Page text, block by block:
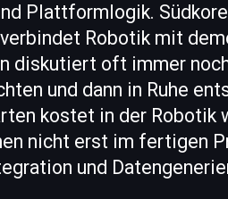
Plattformlogik.
Robotik mit
diskutiert oft immer
und dann in Ruhe
kostet in der Robotik
nicht erst im fertigen
und